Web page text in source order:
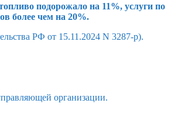
подорожало на 11%, услуги по
более чем на 20%.
РФ от 15.11.2024 N 3287-р).
организации.